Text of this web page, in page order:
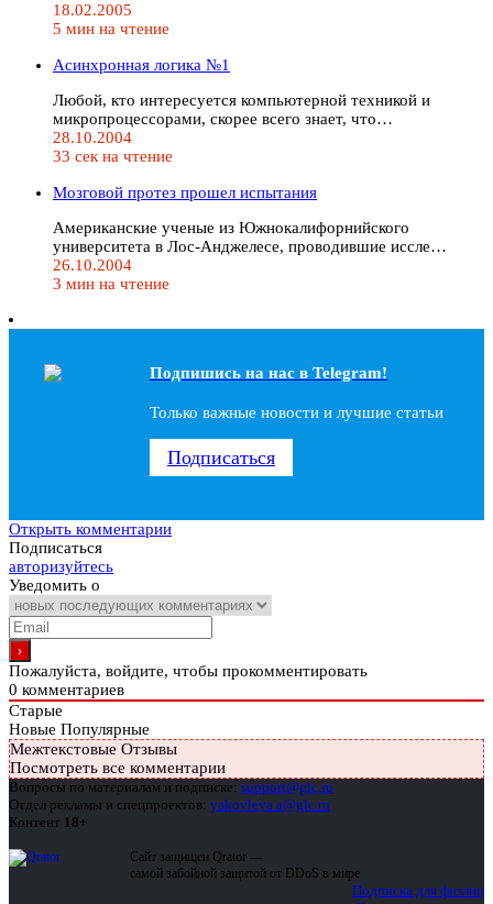
18.02.2005
5 мин на чтение
Асинхронная логика №1
Любой, кто интересуется компьютерной техникой и
микропроцессорами, скорее всего знает, что…
28.10.2004
33 сек на чтение
Мозговой протез прошел испытания
Американские ученые из Южнокалифорнийского
университета в Лос-Анджелесе, проводившие иссле…
26.10.2004
3 мин на чтение
Подпишись на наc в Telegram!
Только важные новости и лучшие статьи
Подписаться
Открыть комментарии
Подписаться
авторизуйтесь
Уведомить о
Пожалуйста, войдите, чтобы прокомментировать
0 комментариев
Старые
Новые Популярные
Межтекстовые Отзывы
Посмотреть все комментарии
Вопросы по материалам и подписке: support@glc.ru
Отдел рекламы и спецпроектов: yakovleva.a@glc.ru
Контент 18+
Сайт защищен Qrator —
самой забойной защитой от DDoS в мире
Подписка для физлиц